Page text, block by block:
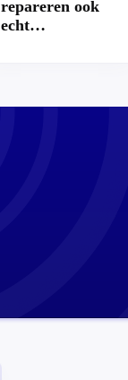
repareren ook
echt